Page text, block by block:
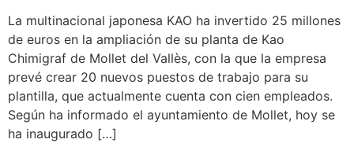
La multinacional japonesa KAO ha invertido 25 millones
de euros en la ampliación de su planta de Kao
Chimigraf de Mollet del Vallès, con la que la empresa
prevé crear 20 nuevos puestos de trabajo para su
plantilla, que actualmente cuenta con cien empleados.
Según ha informado el ayuntamiento de Mollet, hoy se
ha inaugurado […]